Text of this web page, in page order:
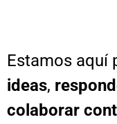
Estamos aquí
ideas,
colaborar